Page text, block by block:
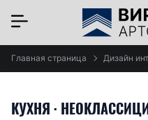
Главная страница Дизайн
КУХНЯ ·